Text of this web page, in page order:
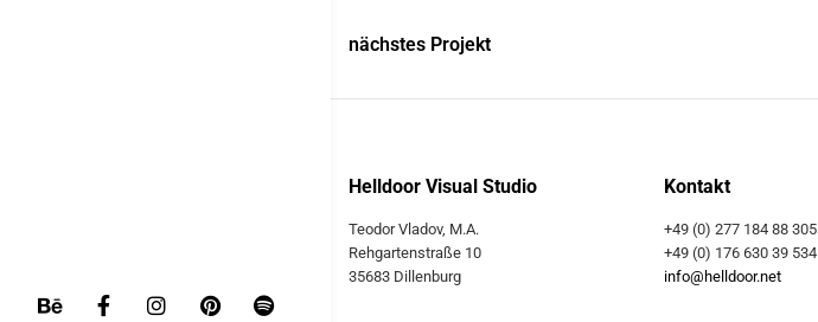
nächstes Projekt
Helldoor Visual Studio
Teodor Vladov, M.A.
Rehgartenstraße 10
35683 Dillenburg
Kontakt
+49 (0) 277 184 88 305
+49 (0) 176 630 39 534
info@helldoor.net